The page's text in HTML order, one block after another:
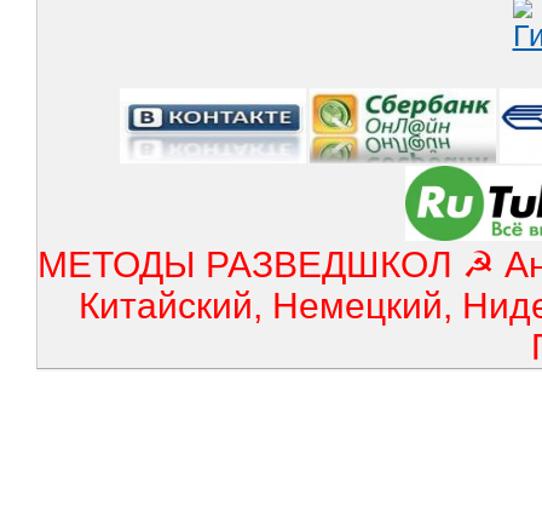
МЕТОДЫ РАЗВЕДШКОЛ ☭
Китайский, Немецкий,